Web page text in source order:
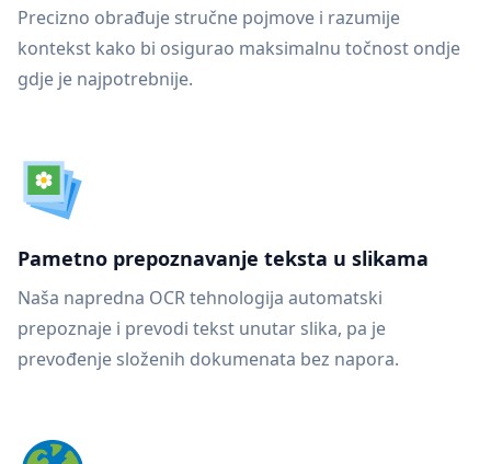
Precizno obrađuje stručne pojmove i razumije
kontekst kako bi osigurao maksimalnu točnost ondje
gdje je najpotrebnije.
Pametno prepoznavanje teksta u slikama
Naša napredna OCR tehnologija automatski
prepoznaje i prevodi tekst unutar slika, pa je
prevođenje složenih dokumenata bez napora.